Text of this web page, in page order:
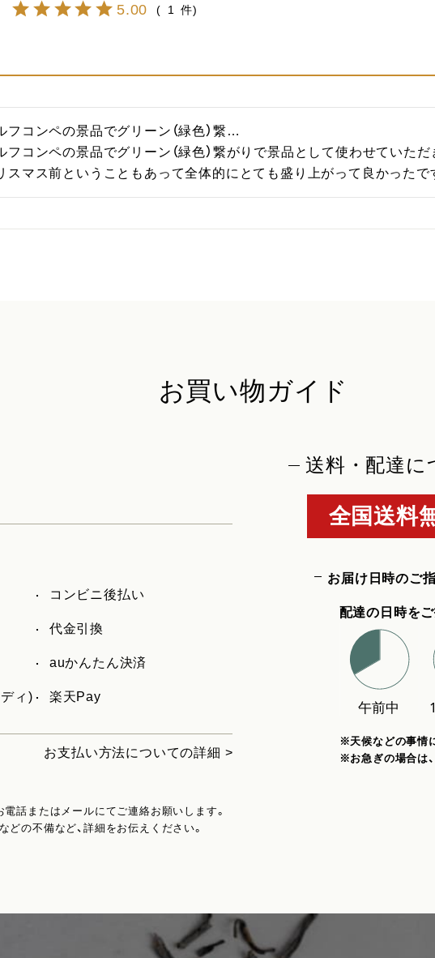
5.00 1
フコンペの景品でグリーン（緑色）繋…
フコンペの景品でグリーン（緑色）繋がりで景品として使わせていただ
スマス前ということもあって全体的にとても盛り上がって良かったで
お買い物ガイド
コンビニ後払い
代金引換
auかんたん決済
ィ) 楽天Pay
お支払い方法についての詳細 >
話またはメールにてご連絡お願いします。
どの不備など、詳細をお伝えください。
送料・配達に
全国送料
お届け日時のご
配達の日時を
※天候などの事情
※お急ぎの場合は